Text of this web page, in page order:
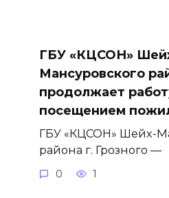
ГБУ «КЦСОН»
Мансуровского
продолжает
посещением
ГБУ «КЦСОН» Шейх-
района г. Грозного —
0 1